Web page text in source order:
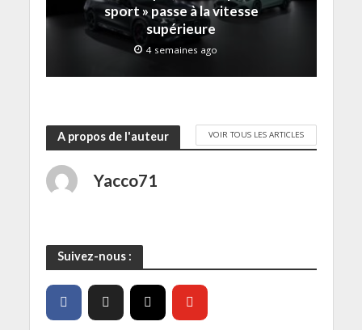
e
)
sport » passe à la vitesse
supérieure
4 semaines ago
A propos de l'auteur VOIR TOUS LES ARTICLES
Yacco71
Suivez-nous :